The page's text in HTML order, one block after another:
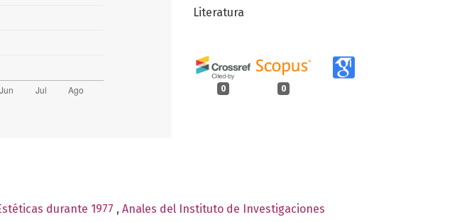
Literatura
0 0
durante 1977 , Anales del Instituto de Investigaciones